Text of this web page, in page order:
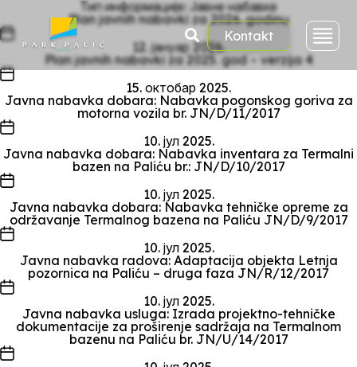
sadržaj
Kontakt
Тип информације: Јавне набавке
Plan javnih nabavki za 2026. godinu
Datum
članka
12. јануар 2026.
Plan javnih nabavki za 2025. god – verzija 4
Datum
članka
15. октобар 2025.
Javna nabavka dobara: Nabavka pogonskog goriva za
motorna vozila br. JN/D/11/2017
članka
10. јул 2025.
Javna nabavka dobara: Nabavka inventara za Termalni
bazen na Paliću br.: JN/D/10/2017
članka
10. јул 2025.
Javna nabavka dobara: Nabavka tehničke opreme za
održavanje Termalnog bazena na Paliću JN/D/9/2017
članka
10. јул 2025.
Javna nabavka radova: Adaptacija objekta Letnja
pozornica na Paliću – druga faza JN/R/12/2017
Datum
članka
10. јул 2025.
Javna nabavka usluga: Izrada projektno-­tehničke
dokumentacije za proširenje sadržaja na Termalnom
bazenu na Paliću br. JN/U/14/2017
članka